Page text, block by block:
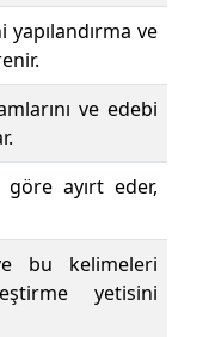
yapılandırma ve
ve edebi
ayırt eder,
bu kelimeleri
yetisini